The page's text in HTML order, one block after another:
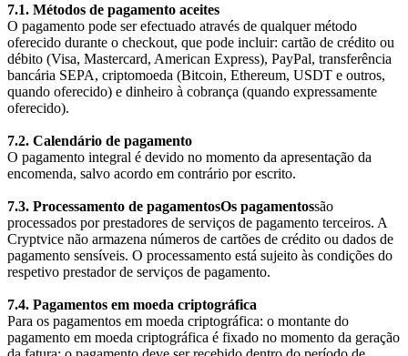
7.1. Métodos de pagamento aceites
O pagamento pode ser efectuado através de qualquer método
oferecido durante o checkout, que pode incluir: cartão de crédito ou
débito (Visa, Mastercard, American Express), PayPal, transferência
bancária SEPA, criptomoeda (Bitcoin, Ethereum, USDT e outros,
quando oferecido) e dinheiro à cobrança (quando expressamente
oferecido).
7.2. Calendário de pagamento
O pagamento integral é devido no momento da apresentação da
encomenda, salvo acordo em contrário por escrito.
7.3. Processamento de pagamentosOs pagamentossão
processados por prestadores de serviços de pagamento terceiros. A
Cryptvice não armazena números de cartões de crédito ou dados de
pagamento sensíveis. O processamento está sujeito às condições do
respetivo prestador de serviços de pagamento.
7.4. Pagamentos em moeda criptográfica
Para os pagamentos em moeda criptográfica: o montante do
pagamento em moeda criptográfica é fixado no momento da geração